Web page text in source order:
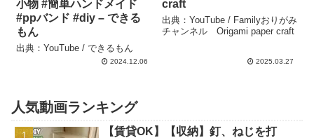
小物 #簡単ハンドメイド
#ppバンド #diy – できる
もん
出典：YouTube / できるもん
2024.12.06
craft
出典：YouTube / Familyおりがみ
チャンネル Origami paper craft
2025.03.27
人気動画ランキング
【賃貸OK】【収納】釘、ねじを打